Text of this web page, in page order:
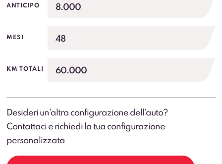
ANTICIPO 8.000
MESI 48
KM TOTALI 60.000
Desideri un’altra configurazione dell’auto?
Contattaci e richiedi la tua configurazione
personalizzata